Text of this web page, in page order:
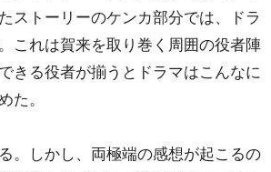
ストーリーのケンカ部分では、ドラ
これは賀来を取り巻く周囲の役者陣
きる役者が揃うとドラマはこんなに
た。
。しかし、両極端の感想が起こるの